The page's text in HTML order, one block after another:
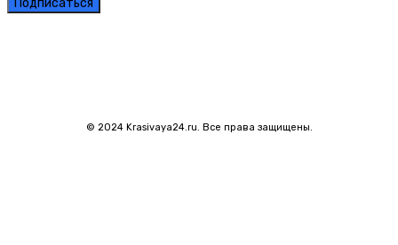
Подписаться
© 2024 Krasivaya24.ru. Все права защищены.